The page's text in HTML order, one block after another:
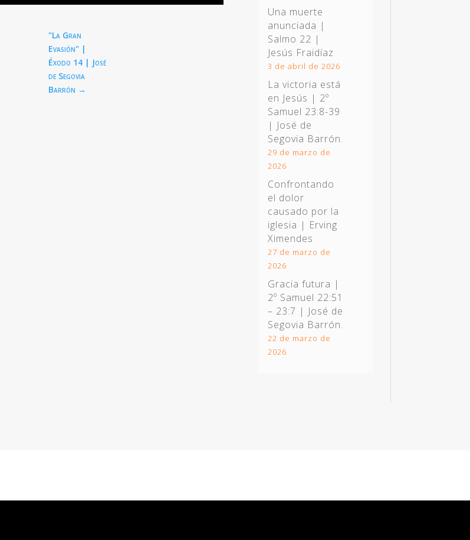
"La Gran
Evasión" |
Éxodo 14 | José
de Segovia
Barrón →
Una muerte
anunciada |
Salmo 22 |
Jesús Fraidíaz
3 de abril de 2026
La victoria está
en Jesús | 2º
Samuel 23:8-39
| José de
Segovia Barrón.
29 de marzo de
2026
Confrontando
el dolor
causado por la
iglesia | Erving
Ximendes
27 de marzo de
2026
Gracia futura |
2º Samuel 22:51
– 23:7 | José de
Segovia Barrón.
22 de marzo de
2026